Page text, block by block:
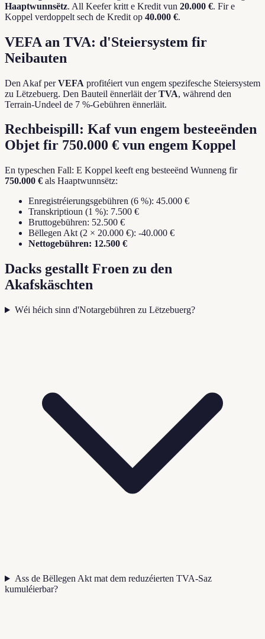
Haaptwunnsëtz. All Keefer kritt e Kredit vun 20.000 €. Fir e
Koppel verdoppelt sech de Kredit op 40.000 €.
VEFA an TVA: d'Steiersystem fir
Neibauten
Den Akaf perVEFA profitéiert vun engem spezifesche Steiersystem
zu Lëtzebuerg. Den Bauteil ënnerläit derTVA, während den
Terrain-Undeel de 7 %-Gebühren ënnerläit.
Rechbeispill: Kaf vun engem besteeënden
Objet fir 750.000 € vun engem Koppel
En typeschen Fall: E Koppel keeft eng besteeënd Wunneng fir
750.000 € als Haaptwunnsëtz:
Enregistréierungsgebühren (6 %): 45.000 €
Transkriptioun (1 %): 7.500 €
Bruttogebühren: 52.500 €
Bëllegen Akt (2 × 20.000 €): -40.000 €
Nettogebühren: 12.500 €
Dacks gestallt Froen zu den
Akafskäschten
Wéi héich sinn d'Notargebühren zu Lëtzebuerg?
Ass de Bëllegen Akt mat dem reduzéierten TVA-Saz
kumuléierbar?